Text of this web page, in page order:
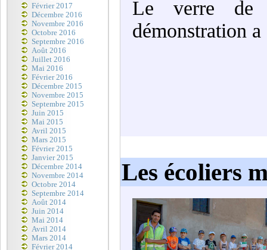
Février 2017
Décembre 2016
Novembre 2016
Octobre 2016
Septembre 2016
Août 2016
Juillet 2016
Mai 2016
Février 2016
Décembre 2015
Novembre 2015
Septembre 2015
Juin 2015
Mai 2015
Avril 2015
Mars 2015
Février 2015
Janvier 2015
Décembre 2014
Novembre 2014
Octobre 2014
Septembre 2014
Août 2014
Juin 2014
Mai 2014
Avril 2014
Mars 2014
Février 2014
Le verre de
démonstration
Les écoliers